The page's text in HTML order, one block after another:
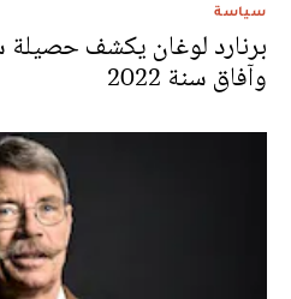
سياسة
وآفاق سنة 2022